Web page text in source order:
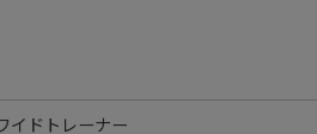
イドトレーナー